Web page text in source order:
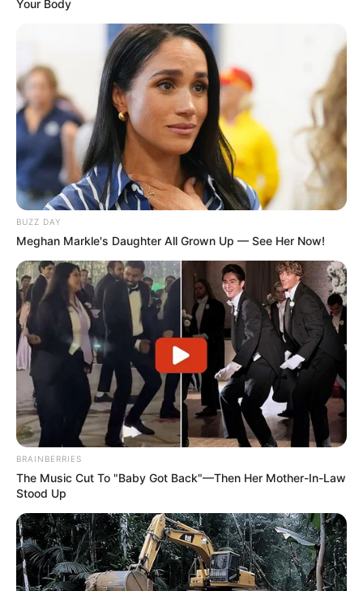
Your Body
BUZZ DAY
Meghan Markle's Daughter All Grown Up — See Her Now!
BRAINBERRIES
The Music Cut To "Baby Got Back"—Then Her Mother-In-Law
Stood Up